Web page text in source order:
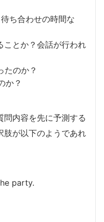
ち合わせの時間な
ことか？会話が行われ
たのか？
か？
問内容を先に予測する
肢が以下のようであれ
party.